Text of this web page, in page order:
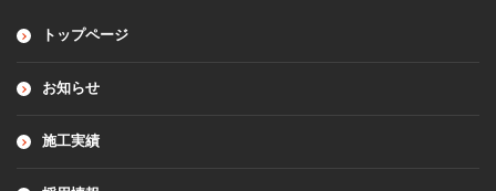
トップページ
お知らせ
施工実績